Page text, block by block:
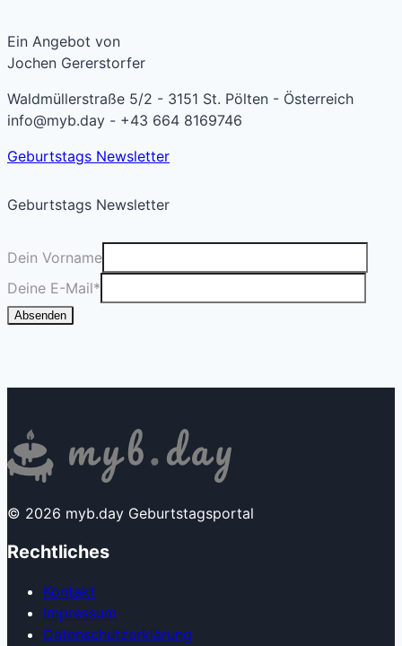
Ein Angebot von
Jochen Gererstorfer
Waldmüllerstraße 5/2 - 3151 St. Pölten - Österreich
info@myb.day - +43 664 8169746
Geburtstags Newsletter
Geburtstags Newsletter
Dein Vorname
Deine E-Mail*
Absenden
© 2026 myb.day Geburtstagsportal
Rechtliches
Kontakt
Impressum
Datenschutzerklärung